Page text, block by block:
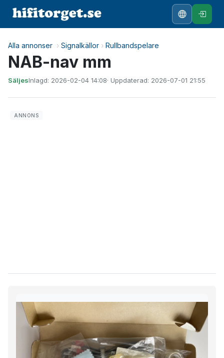
Alla annonser › Signalkällor › Rullbandspelare
NAB-nav mm
SäljesInlagd: 2026-02-04 14:08· Uppdaterad: 2026-07-01 21:55